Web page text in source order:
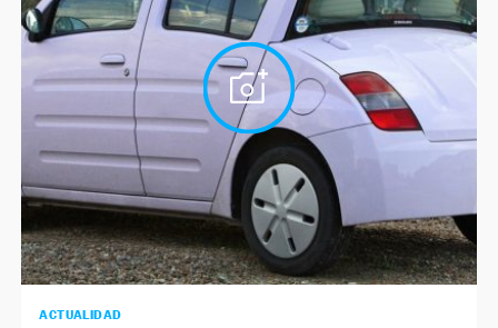
NEWSLETTER
ACTUALIDAD